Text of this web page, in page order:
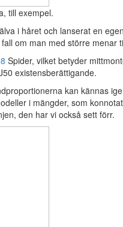
till exempel.
i håret och lanserat en
om man med större
Spider, vilket betyder
existensberättigande.
kan kännas
i mängder, som
den har vi också sett förr.